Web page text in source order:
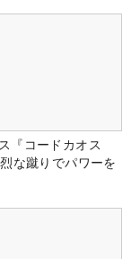
『コードカオス
な蹴りでパワーを